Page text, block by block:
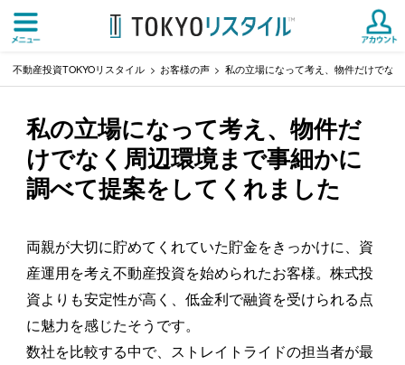
不動産投資TOKYOリスタイル お客様の声 私の立場になって考え、物件だけでな
私の立場になって考え、物件だ
けでなく周辺環境まで事細かに
調べて提案をしてくれました
両親が大切に貯めてくれていた貯金をきっかけに、資
産運用を考え不動産投資を始められたお客様。株式投
資よりも安定性が高く、低金利で融資を受けられる点
に魅力を感じたそうです。
数社を比較する中で、ストレイトライドの担当者が最